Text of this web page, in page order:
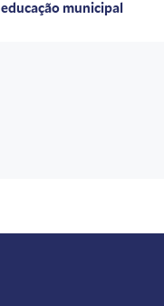
educação municipal